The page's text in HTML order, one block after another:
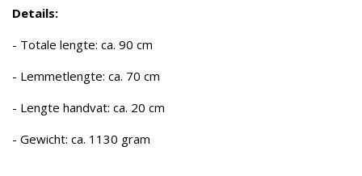
Details:
- Totale lengte: ca. 90 cm
- Lemmetlengte: ca. 70 cm
- Lengte handvat: ca. 20 cm
- Gewicht: ca. 1130 gram